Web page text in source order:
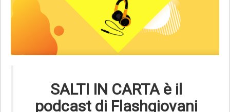
SALTI IN CARTA è il
podcast di Flashgiovani